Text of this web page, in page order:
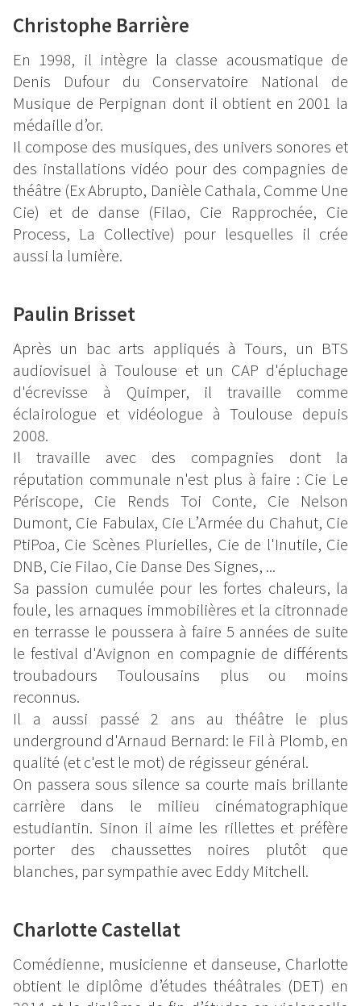
Christophe Barrière
En 1998, il intègre la classe acousmatique de
Denis Dufour du Conservatoire National de
Musique de Perpignan dont il obtient en 2001 la
médaille d’or.
Il compose des musiques, des univers sonores et
des installations vidéo pour des compagnies de
théâtre (Ex Abrupto, Danièle Cathala, Comme Une
Cie) et de danse (Filao, Cie Rapprochée, Cie
Process, La Collective) pour lesquelles il crée
aussi la lumière.
Paulin Brisset
Après un bac arts appliqués à Tours, un BTS
audiovisuel à Toulouse et un CAP d'épluchage
d'écrevisse à Quimper, il travaille comme
éclairologue et vidéologue à Toulouse depuis
2008.
Il travaille avec des compagnies dont la
réputation communale n'est plus à faire : Cie Le
Périscope, Cie Rends Toi Conte, Cie Nelson
Dumont, Cie Fabulax, Cie L’Armée du Chahut, Cie
PtiPoa, Cie Scènes Plurielles, Cie de l'Inutile, Cie
DNB, Cie Filao, Cie Danse Des Signes, ...
Sa passion cumulée pour les fortes chaleurs, la
foule, les arnaques immobilières et la citronnade
en terrasse le poussera à faire 5 années de suite
le festival d'Avignon en compagnie de différents
troubadours Toulousains plus ou moins
reconnus.
Il a aussi passé 2 ans au théâtre le plus
underground d'Arnaud Bernard: le Fil à Plomb, en
qualité (et c'est le mot) de régisseur général.
On passera sous silence sa courte mais brillante
carrière dans le milieu cinématographique
estudiantin. Sinon il aime les rillettes et préfère
porter des chaussettes noires plutôt que
blanches, par sympathie avec Eddy Mitchell.
Charlotte Castellat
Comédienne, musicienne et danseuse, Charlotte
obtient le diplôme d’études théâtrales (DET) en